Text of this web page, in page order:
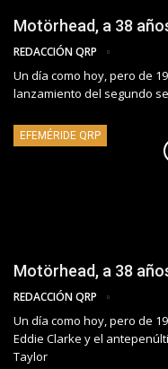
Motörhead, a 38 años
REDACCIÓN QRP
Un día como hoy, pero de
lanzamiento del segundo
EFEMÉRIDE QRP
Motörhead, a 38
REDACCIÓN QRP
Un día como hoy, pero de
Eddie Clarke y el
Taylor